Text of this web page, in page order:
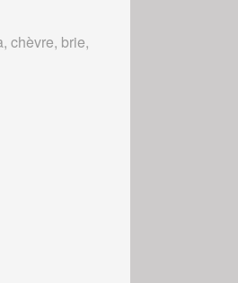
chèvre, brie,